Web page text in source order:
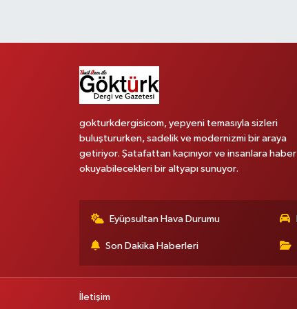
gokturkdergisicom, yepyeni temasıyla sizleri
buluştururken, sadelik ve modernizmi bir araya
getiriyor. Şatafattan kaçınıyor ve insanlara haber
okuyabilecekleri bir altyapı sunuyor.
Eyüpsultan Hava Durumu
Son Dakika Haberleri
İletişim